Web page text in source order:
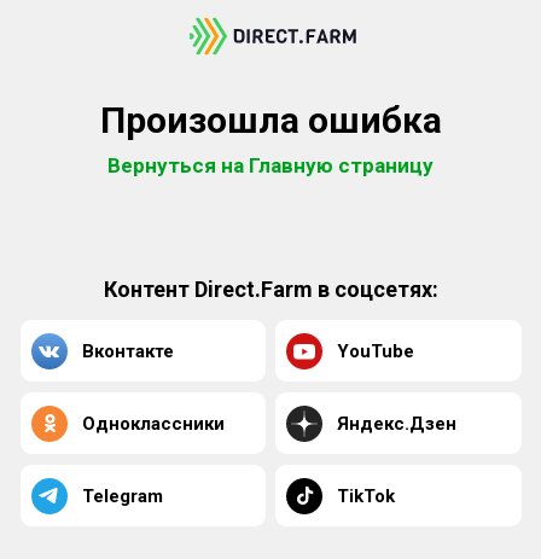
Произошла ошибка
Вернуться на Главную страницу
Контент Direct.Farm в соцсетях:
Вконтакте YouTube
Одноклассники Яндекс.Дзен
Telegram TikTok